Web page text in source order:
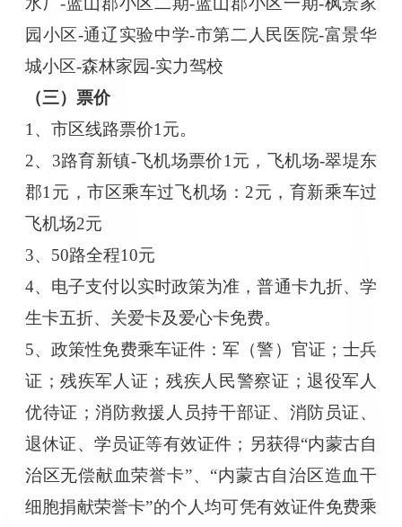
园小区-通辽实验中学-市第二人民医院-富景华
城小区-森林家园-实力驾校
（三）票价
1、市区线路票价1元。
2、3路育新镇-飞机场票价1元，飞机场-翠堤东
郡1元，市区乘车过飞机场：2元，育新乘车过
飞机场2元
3、50路全程10元
4、电子支付以实时政策为准，普通卡九折、学
生卡五折、关爱卡及爱心卡免费。
5、政策性免费乘车证件：军（警）官证；士兵
证；残疾军人证；残疾人民警察证；退役军人
优待证；消防救援人员持干部证、消防员证、
退休证、学员证等有效证件；另获得“内蒙古自
治区无偿献血荣誉卡”、“内蒙古自治区造血干
细胞捐献荣誉卡”的个人均可凭有效证件免费乘